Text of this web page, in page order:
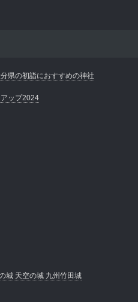
県の初詣におすすめの神社
ップ2024
城 天空の城 九州竹田城